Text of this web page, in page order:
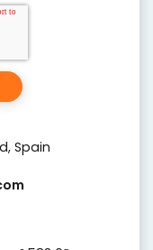
Spain